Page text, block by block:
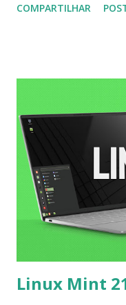
anúncio de
distribuição distinta
S15Pup é construído a
Slackware Linux 15.0,
com o Slackware e
Salix. Está disponível
incluem: aparência e
Kernels Linux das
COMPARTILHAR
Linux Mint